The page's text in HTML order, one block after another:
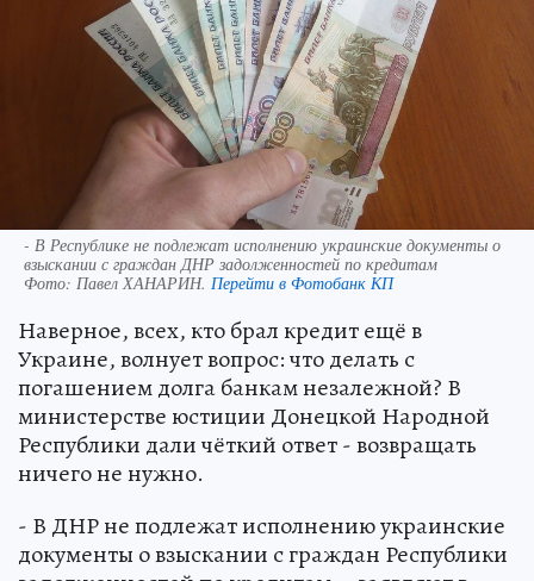
- В Республике не подлежат исполнению украинские документы о
взыскании с граждан ДНР задолженностей по кредитам
Фото: Павел ХАНАРИН. Перейти в Фотобанк КП
Наверное, всех, кто брал кредит ещё в
Украине, волнует вопрос: что делать с
погашением долга банкам незалежной? В
министерстве юстиции Донецкой Народной
Республики дали чёткий ответ - возвращать
ничего не нужно.
- В ДНР не подлежат исполнению украинские
документы о взыскании с граждан Республики